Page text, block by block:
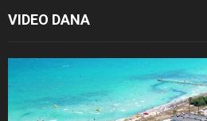
VIDEO DANA